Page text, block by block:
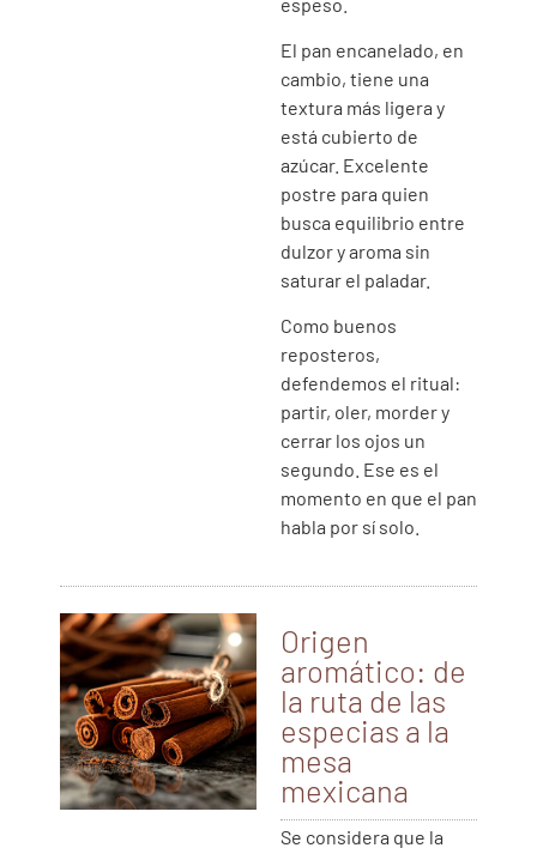
El pan encanelado, en
cambio, tiene una
textura más ligera y
está cubierto de
azúcar. Excelente
postre para quien
busca equilibrio entre
dulzor y aroma sin
saturar el paladar.
Como buenos
reposteros,
defendemos el ritual:
partir, oler, morder y
cerrar los ojos un
segundo. Ese es el
momento en que el pan
habla por sí solo.
Origen
aromático: de
la ruta de las
especias a la
mesa
mexicana
Se considera que la